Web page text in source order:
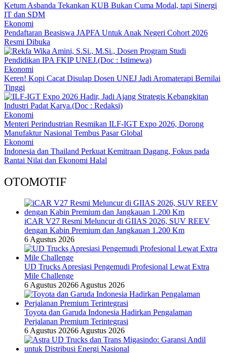
Ketum Asbanda Tekankan KUB Bukan Cuma Modal, tapi Sinergi
IT dan SDM
Ekonomi
Pendaftaran Beasiswa JAPFA Untuk Anak Negeri Cohort 2026
Resmi Dibuka
Ekonomi
Keren! Kopi Cacat Disulap Dosen UNEJ Jadi Aromaterapi Bernilai
Tinggi
Ekonomi
Menteri Perindustrian Resmikan ILF-IGT Expo 2026, Dorong
Manufaktur Nasional Tembus Pasar Global
Ekonomi
Indonesia dan Thailand Perkuat Kemitraan Dagang, Fokus pada
Rantai Nilai dan Ekonomi Halal
OTOMOTIF
iCAR V27 Resmi Meluncur di GIIAS 2026, SUV REEV
dengan Kabin Premium dan Jangkauan 1.200 Km
6 Agustus 2026
UD Trucks Apresiasi Pengemudi Profesional Lewat Extra
Mile Challenge
6 Agustus 20266 Agustus 2026
Toyota dan Garuda Indonesia Hadirkan Pengalaman
Perjalanan Premium Terintegrasi
6 Agustus 20266 Agustus 2026